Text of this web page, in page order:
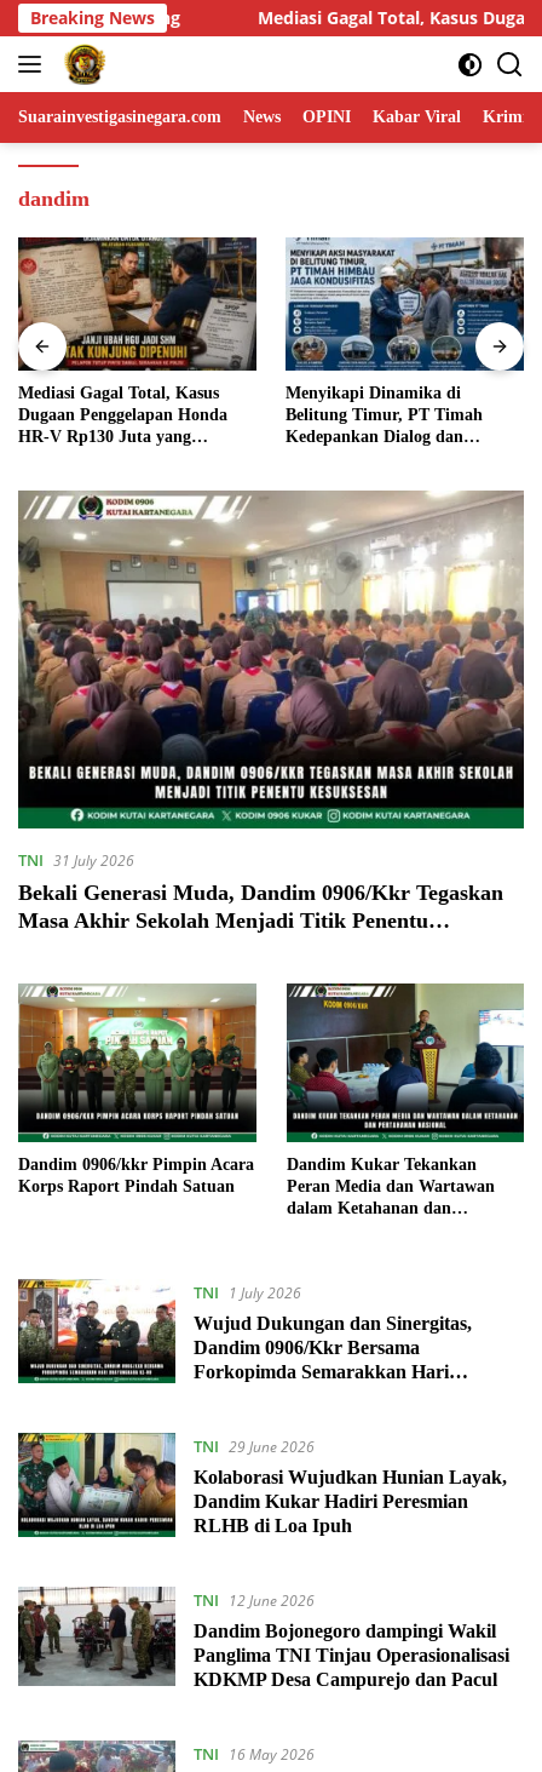
Skip
to
content
Breaking News
Total, Kasus Dugaan Penggelapan Honda HR-V Rp130 Juta
Suarainvestigasinegara.com News OPINI Kabar Viral
dandim
Menyikapi Dinamika di
Belitung Timur, PT Timah
Kedepankan Dialog dan
Humas DPP LIN Desak Kapolri
dan Panglima TNI Turun
Langsung Usut Dugaan
TNI 31 July 2026
Bekali Generasi Muda, Dandim 0906/Kkr Tegaskan
Masa Akhir Sekolah Menjadi Titik Penentu
Dandim 0906/kkr Pimpin Acara
Korps Raport Pindah Satuan
Dandim Kukar Tekankan
Peran Media dan Wartawan
dalam Ketahanan dan
TNI
1 July 2026
Wujud Dukungan dan Sinergitas,
Dandim 0906/Kkr Bersama
Forkopimda Semarakkan Hari
TNI 29 June 2026
Kolaborasi Wujudkan Hunian Layak,
Dandim Kukar Hadiri Peresmian
RLHB di Loa Ipuh
TNI
12 June 2026
Dandim Bojonegoro dampingi Wakil
Panglima TNI Tinjau Operasionalisasi
KDKMP Desa Campurejo dan Pacul
TNI
16 May 2026